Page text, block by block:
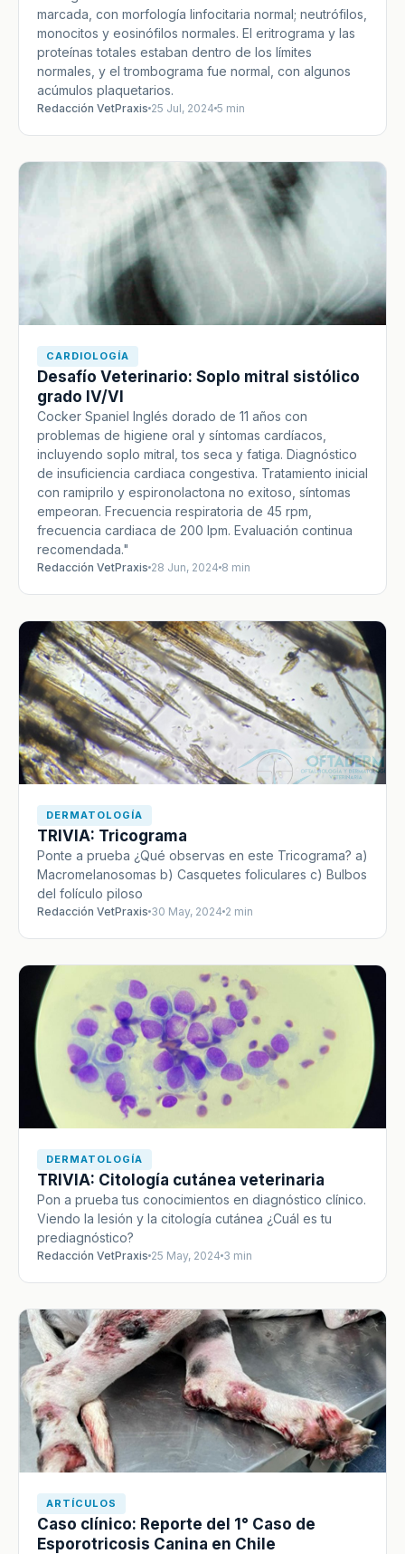
marcada, con morfología linfocitaria normal; neutrófilos,
monocitos y eosinófilos normales. El eritrograma y las
proteínas totales estaban dentro de los límites
normales, y el trombograma fue normal, con algunos
acúmulos plaquetarios.
Redacción VetPraxis 25 Jul, 2024 5 min
CARDIOLOGÍA
Desafío Veterinario: Soplo mitral sistólico
grado IV/VI
Cocker Spaniel Inglés dorado de 11 años con
problemas de higiene oral y síntomas cardíacos,
incluyendo soplo mitral, tos seca y fatiga. Diagnóstico
de insuficiencia cardiaca congestiva. Tratamiento inicial
con ramiprilo y espironolactona no exitoso, síntomas
empeoran. Frecuencia respiratoria de 45 rpm,
frecuencia cardiaca de 200 lpm. Evaluación continua
recomendada."
Redacción VetPraxis 28 Jun, 2024 8 min
DERMATOLOGÍA
TRIVIA: Tricograma
Ponte a prueba ¿Qué observas en este Tricograma? a)
Macromelanosomas b) Casquetes foliculares c) Bulbos
del folículo piloso
Redacción VetPraxis 30 May, 2024 2 min
DERMATOLOGÍA
TRIVIA: Citología cutánea veterinaria
Pon a prueba tus conocimientos en diagnóstico clínico.
Viendo la lesión y la citología cutánea ¿Cuál es tu
prediagnóstico?
Redacción VetPraxis 25 May, 2024 3 min
ARTÍCULOS
Caso clínico: Reporte del 1° Caso de
Esporotricosis Canina en Chile